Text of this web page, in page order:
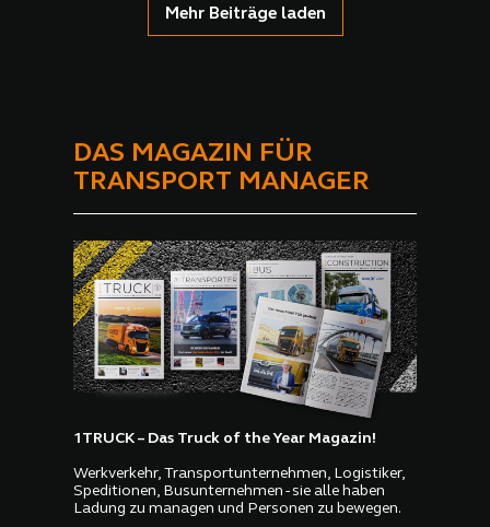
Mehr Beiträge laden
DAS MAGAZIN FÜR
TRANSPORT MANAGER
1TRUCK – Das Truck of the Year Magazin!
Werkverkehr, Transportunternehmen, Logistiker,
Speditionen, Busunternehmen - sie alle haben
Ladung zu managen und Personen zu bewegen.